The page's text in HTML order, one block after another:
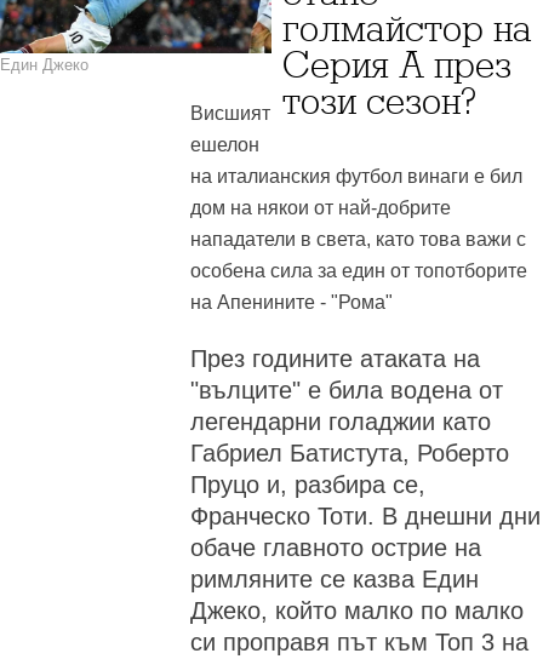
голмайстор на
Серия А през
този сезон?
Един Джеко
Висшият
ешелон
на италианския футбол винаги е бил
дом на някои от най-добрите
нападатели в света, като това важи с
особена сила за един от топотборите
на Aпенините - "Рома"
През годините атаката на
"вълците" е била водена от
легендарни голаджии като
Габриел Батистута, Роберто
Пруцо и, разбира се,
Франческо Тоти. В днешни дни
обаче главното острие на
римляните се казва Един
Джеко, който малко по малко
си проправя път към Топ 3 на